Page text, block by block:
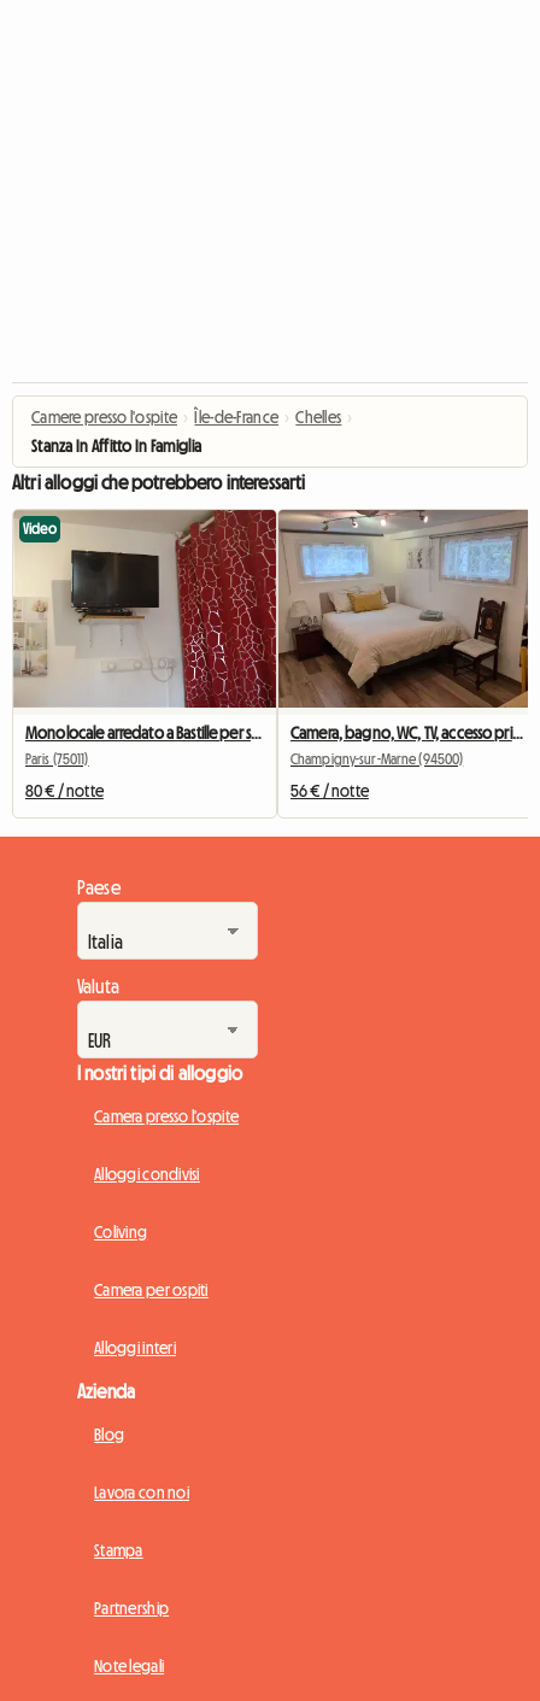
Camere presso l'ospite › Île-de-France › Chelles ›
Stanza In Affitto In Famiglia
Altri alloggi che potrebbero interessarti
Video
Monolocale arredato a Bastille per studenti, stagisti o viaggiatori d'affari.
Paris (75011)
80 € / notte
Camera, bagno, WC, TV, accesso privato / Disneyland a 30 minuti
Champigny-sur-Marne (94500)
56 € / notte
Paese
Valuta
I nostri tipi di alloggio
Camera presso l'ospite
Alloggi condivisi
Coliving
Camera per ospiti
Alloggi interi
Azienda
Blog
Lavora con noi
Stampa
Partnership
Note legali